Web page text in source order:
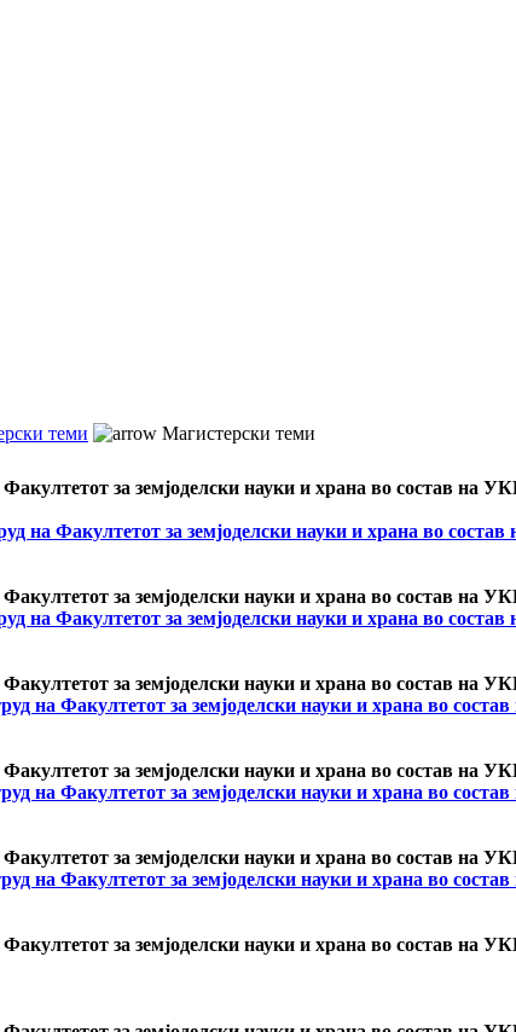
теми
Магистерски теми
за земјоделски науки и храна во состав на
на Факултетот за земјоделски науки и храна во
за земјоделски науки и храна во состав на
на Факултетот за земјоделски науки и храна во
за земјоделски науки и храна во состав на
на Факултетот за земјоделски науки и храна во
за земјоделски науки и храна во состав на
на Факултетот за земјоделски науки и храна во
за земјоделски науки и храна во состав на
на Факултетот за земјоделски науки и храна во
за земјоделски науки и храна во состав на